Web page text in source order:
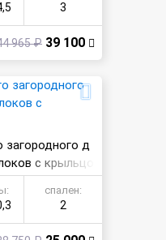
3
965 ₽ 39 100
загородного д
с крыльцо
спален:
2